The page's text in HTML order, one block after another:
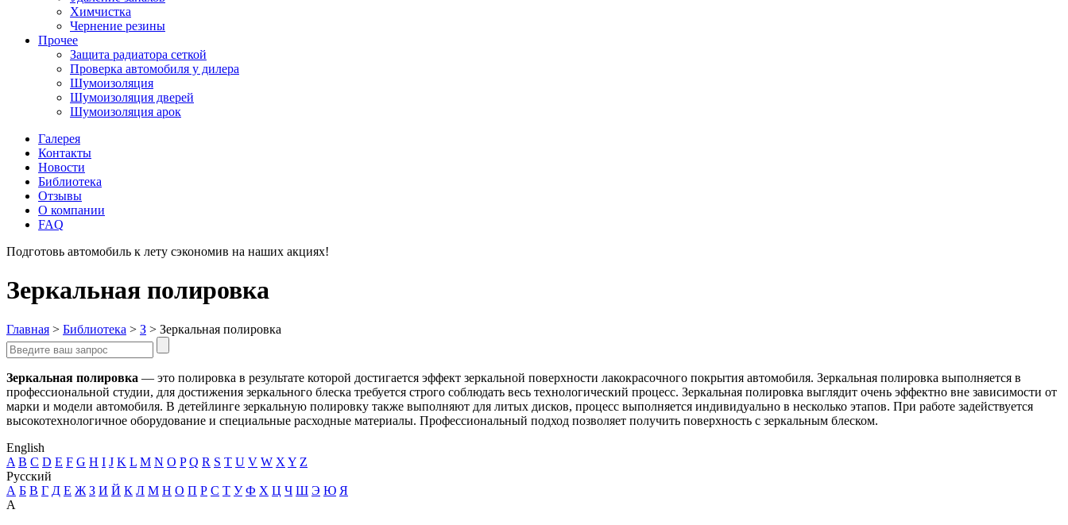
Химчистка
Чернение резины
Прочее
Защита радиатора сеткой
Проверка автомобиля у дилера
Шумоизоляция
Шумоизоляция дверей
Шумоизоляция арок
Галерея
Контакты
Новости
Библиотека
Отзывы
О компании
FAQ
Подготовь автомобиль к лету сэкономив на наших акциях!
Зеркальная полировка
Главная > Библиотека > З > Зеркальная полировка
Зеркальная полировка — это полировка в результате которой достигается эффект зеркальной поверхности лакокрасочного покрытия автомобиля. Зеркальная полировка выполняется в
профессиональной студии, для достижения зеркального блеска требуется строго соблюдать весь технологический процесс. Зеркальная полировка выглядит очень эффектно вне зависимости от
марки и модели автомобиля. В детейлинге зеркальную полировку также выполняют для литых дисков, процесс выполняется индивидуально в несколько этапов. При работе задействуется
высокотехнологичное оборудование и специальные расходные материалы. Профессиональный подход позволяет получить поверхность с зеркальным блеском.
English
A B C D E F G H I J K L M N O P Q R S T U V W X Y Z
Русский
А Б В Г Д Е Ж З И Й К Л М Н О П Р С Т У Ф Х Ц Ч Ш Э Ю Я
A